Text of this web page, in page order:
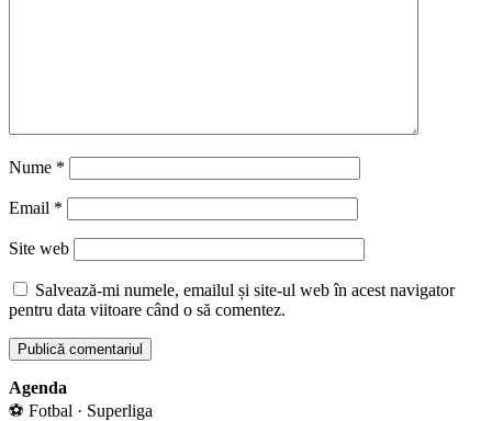
Nume *
Email *
Site web
Salvează-mi numele, emailul și site-ul web în acest navigator
pentru data viitoare când o să comentez.
Agenda
⚽ Fotbal · Superliga